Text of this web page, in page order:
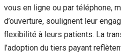
vous en ligne ou par téléphone,
d’ouverture, soulignent leur
flexibilité à leurs patients. La
l’adoption du tiers payant